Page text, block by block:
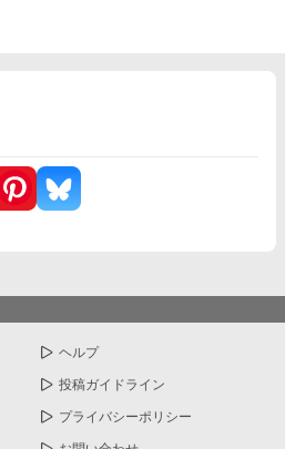
ヘルプ
投稿ガイドライン
プライバシーポリシー